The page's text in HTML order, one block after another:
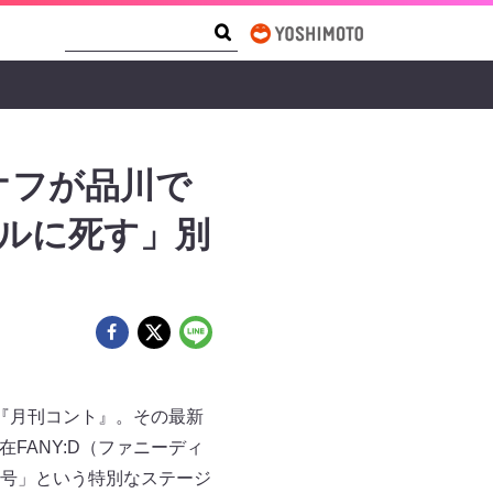
フが品川で
に死す」別
月刊コント』。その最新
FANY:D（ファニーディ
」という特別なステージ